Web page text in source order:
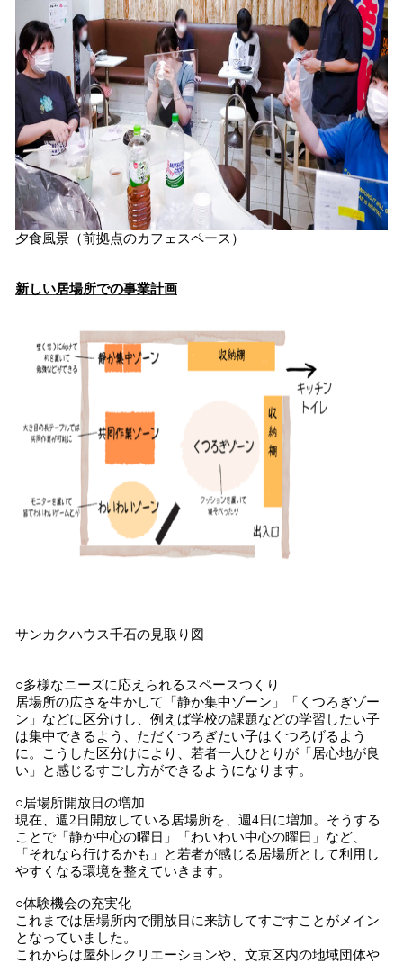
夕食風景（前拠点のカフェスペース）
新しい居場所での事業計画
サンカクハウス千石の見取り図
○多様なニーズに応えられるスペースつくり
居場所の広さを生かして「静か集中ゾーン」「くつろぎゾー
ン」などに区分けし、例えば学校の課題などの学習したい子
は集中できるよう、ただくつろぎたい子はくつろげるよう
に。こうした区分けにより、若者一人ひとりが「居心地が良
い」と感じるすごし方ができるようになります。
○居場所開放日の増加
現在、週2日開放している居場所を、週4日に増加。そうする
ことで「静か中心の曜日」「わいわい中心の曜日」など、
「それなら行けるかも」と若者が感じる居場所として利用し
やすくなる環境を整えていきます。
○体験機会の充実化
これまでは居場所内で開放日に来訪してすごすことがメイン
となっていました。
これからは屋外レクリエーションや、文京区内の地域団体や